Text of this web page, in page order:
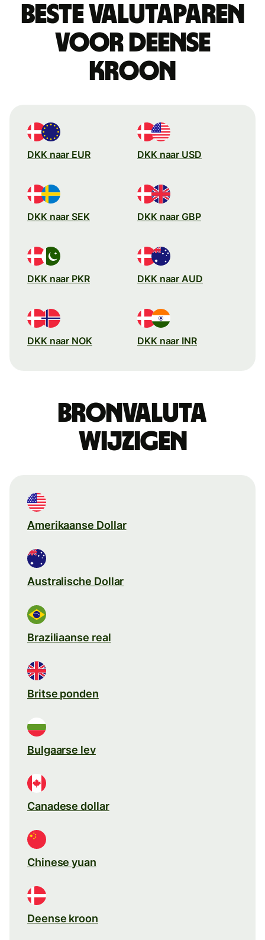
Beste valutaparen
voor Deense
kroon
DKK naar EUR DKK naar USD
DKK naar SEK DKK naar GBP
DKK naar PKR DKK naar AUD
DKK naar NOK DKK naar INR
Bronvaluta
wijzigen
Amerikaanse Dollar
Australische Dollar
Braziliaanse real
Britse ponden
Bulgaarse lev
Canadese dollar
Chinese yuan
Deense kroon